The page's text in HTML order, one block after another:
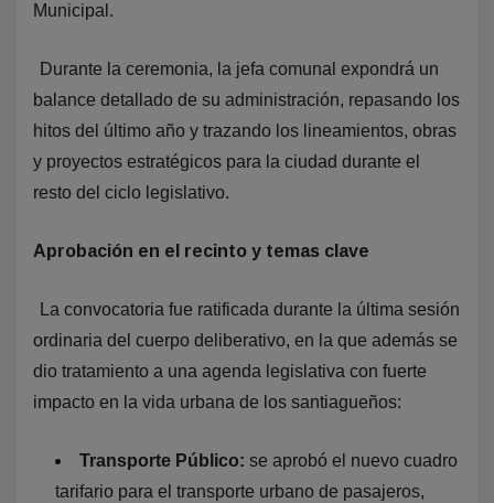
Municipal.
Durante la ceremonia, la jefa comunal expondrá un
balance detallado de su administración, repasando los
hitos del último año y trazando los lineamientos, obras
y proyectos estratégicos para la ciudad durante el
resto del ciclo legislativo.
Aprobación en el recinto y temas clave
La convocatoria fue ratificada durante la última sesión
ordinaria del cuerpo deliberativo, en la que además se
dio tratamiento a una agenda legislativa con fuerte
impacto en la vida urbana de los santiagueños:
Transporte Público: se aprobó el nuevo cuadro
tarifario para el transporte urbano de pasajeros,